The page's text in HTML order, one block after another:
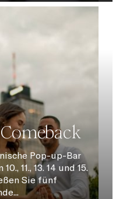
Pop-up-Bar
11., 13. 14 und 15.
Sie fünf